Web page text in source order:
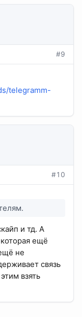
#9
telegramm-
#10
и тд. А
ещё
не
связь
взять